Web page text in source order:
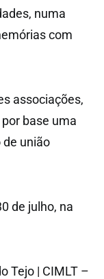
numa
com
associações,
base uma
união
de julho, na
Tejo | CIMLT –